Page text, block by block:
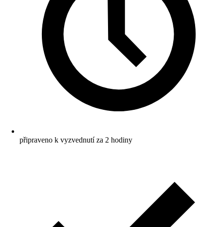
připraveno k vyzvednutí za 2 hodiny